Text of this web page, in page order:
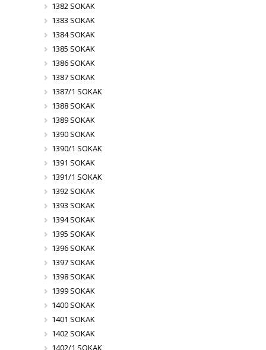
1382 SOKAK
1383 SOKAK
1384 SOKAK
1385 SOKAK
1386 SOKAK
1387 SOKAK
1387/1 SOKAK
1388 SOKAK
1389 SOKAK
1390 SOKAK
1390/1 SOKAK
1391 SOKAK
1391/1 SOKAK
1392 SOKAK
1393 SOKAK
1394 SOKAK
1395 SOKAK
1396 SOKAK
1397 SOKAK
1398 SOKAK
1399 SOKAK
1400 SOKAK
1401 SOKAK
1402 SOKAK
1402/1 SOKAK